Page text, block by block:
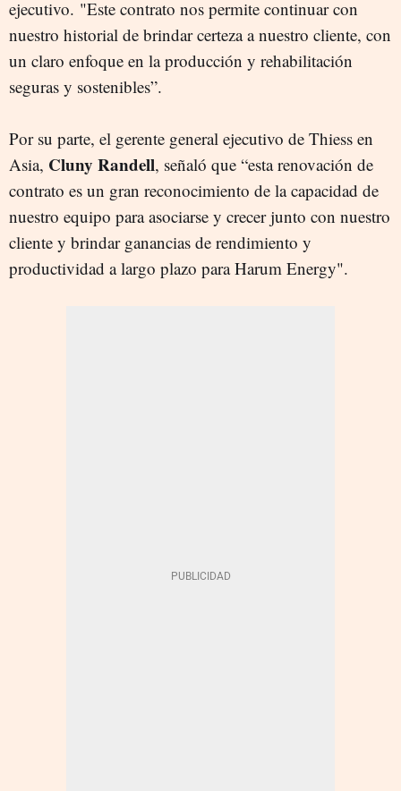
ejecutivo. "Este contrato nos permite continuar con
nuestro historial de brindar certeza a nuestro cliente, con
un claro enfoque en la producción y rehabilitación
seguras y sostenibles”.
Por su parte, el gerente general ejecutivo de Thiess en
Asia, Cluny Randell, señaló que “esta renovación de
contrato es un gran reconocimiento de la capacidad de
nuestro equipo para asociarse y crecer junto con nuestro
cliente y brindar ganancias de rendimiento y
productividad a largo plazo para Harum Energy".